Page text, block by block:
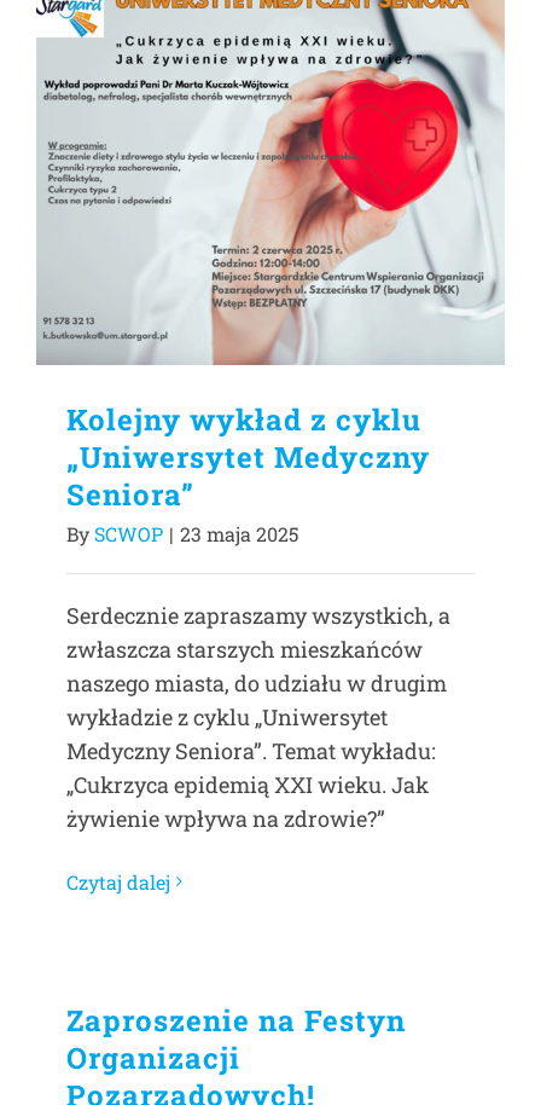
Kolejny wykład z cyklu
„Uniwersytet Medyczny
Seniora”
BySCWOP | 23 maja 2025
Serdecznie zapraszamy wszystkich, a
zwłaszcza starszych mieszkańców
naszego miasta, do udziału w drugim
wykładzie z cyklu „Uniwersytet
Medyczny Seniora”. Temat wykładu:
„Cukrzyca epidemią XXI wieku. Jak
żywienie wpływa na zdrowie?”
Czytaj dalej
Zaproszenie na Festyn
Organizacji
Pozarządowych!